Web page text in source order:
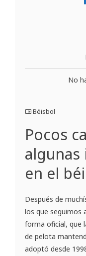
No
Béisbol
Pocos
en el
Después de
los que seguimos
forma oficial, que
de pelota
adoptó desde